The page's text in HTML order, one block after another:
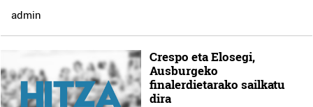
admin
Crespo eta Elosegi,
Ausburgeko
finalerdietarako sailkatu
dira